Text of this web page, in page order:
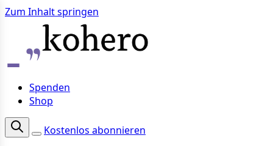
Zum Inhalt springen
Spenden
Shop
Kostenlos abonnieren